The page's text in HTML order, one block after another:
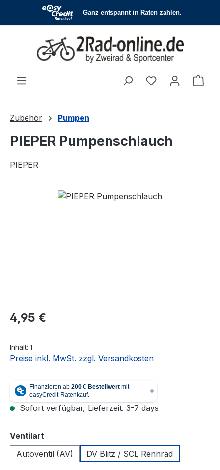
Zum Hauptinhalt springen
Du hast 0
Zubehör Pumpen
PIEPER Pumpenschlauch
PIEPER
Bildergalerie überspringen
Regulärer Preis:
4,95 €
Inhalt: 1
Preise inkl. MwSt. zzgl. Versandkosten
Sofort verfügbar, Lieferzeit: 3-7 days
Ventilart
Autoventil (AV)
DV Blitz / SCL Rennrad